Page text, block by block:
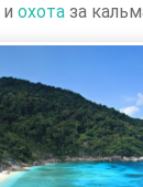
и охота за